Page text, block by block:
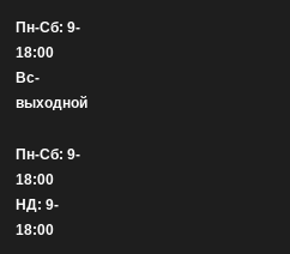
Пн-Сб: 9-
18:00
Вс-
выходной
Пн-Сб: 9-
18:00
НД: 9-
18:00